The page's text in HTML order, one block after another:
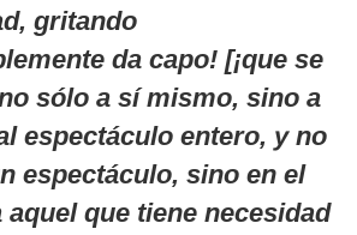
gritando
da capo! [¡que se
sólo a sí mismo, sino a
espectáculo entero, y no
espectáculo, sino en el
aquel que tiene necesidad